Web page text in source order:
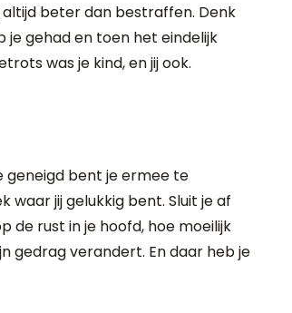
altijd beter dan bestraffen. Denk
je gehad en toen het eindelijk
was je kind, en jij ook.
geneigd bent je ermee te
waar jij gelukkig bent. Sluit je af
de rust in je hoofd, hoe moeilijk
gedrag verandert. En daar heb je